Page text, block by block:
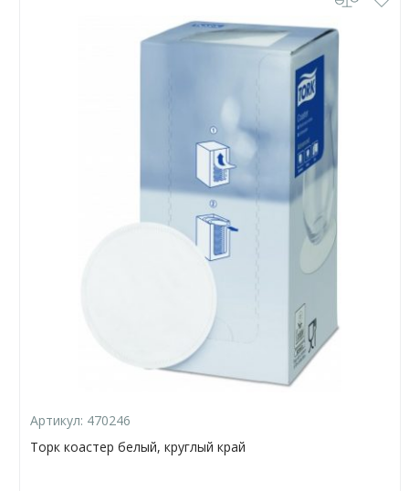
Артикул: 470246
Торк коастер белый, круглый край